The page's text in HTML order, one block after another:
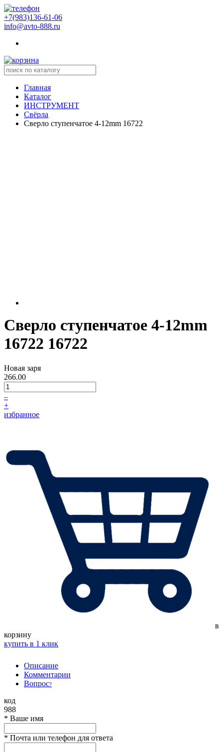
+7(983)136-61-06
info@avto-888.ru
Главная
Каталог
ИНСТРУМЕНТ
Свёрла
Сверло ступенчатое 4-12mm 16722
Сверло ступенчатое 4-12mm
16722 16722
Новая заря
266.00
–
+
избранное
в
корзину
купить в 1 клик
Описание
Комментарии
Вопрос?
код
988
* Ваше имя
* Почта или телефон для ответа